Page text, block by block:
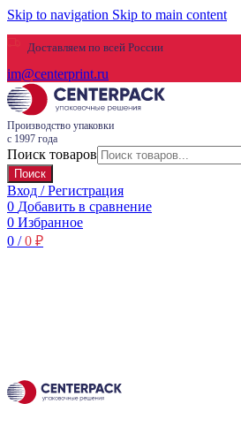
Skip to navigation Skip to main content
Доставляем по всей России
im@centerprint.ru
Производство упаковки
с 1997 года
Поиск товаров
Поиск
Вход / Регистрация
0 Добавить в сравнение
0 Избранное
0 / 0 ₽